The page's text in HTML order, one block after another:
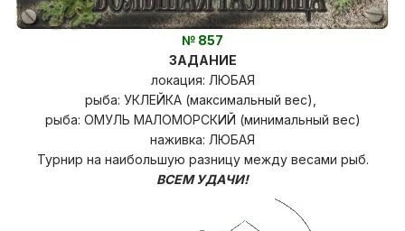
№ 857
ЗАДАНИЕ
локация: ЛЮБАЯ
рыба: УКЛЕЙКА (максимальный вес),
рыба: ОМУЛЬ МАЛОМОРСКИЙ (минимальный вес)
наживка: ЛЮБАЯ
Турнир на наибольшую разницу между весами рыб.
ВСЕМ УДАЧИ!